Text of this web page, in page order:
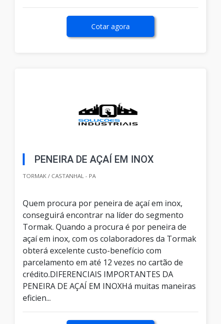
Cotar agora
PENEIRA DE AÇAÍ EM INOX
TORMAK / CASTANHAL - PA
Quem procura por peneira de açaí em inox,
conseguirá encontrar na líder do segmento
Tormak. Quando a procura é por peneira de
açaí em inox, com os colaboradores da Tormak
obterá excelente custo-benefício com
parcelamento em até 12 vezes no cartão de
crédito.DIFERENCIAIS IMPORTANTES DA
PENEIRA DE AÇAÍ EM INOXHá muitas maneiras
eficien...